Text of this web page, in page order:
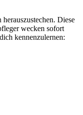
Diese
wecken sofort
kennenzulernen: